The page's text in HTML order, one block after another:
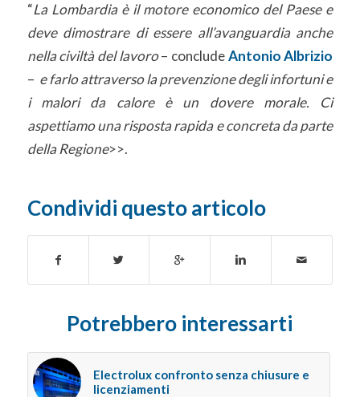
“La Lombardia è il motore economico del Paese e
deve dimostrare di essere all’avanguardia anche
nella civiltà del lavoro– concludeAntonio Albrizio
– e farlo attraverso la prevenzione degli infortuni e
i malori da calore è un dovere morale. Ci
aspettiamo una risposta rapida e concreta da parte
della Regione>>.
Condividi questo articolo
Potrebbero interessarti
Electrolux confronto senza chiusure e
licenziamenti